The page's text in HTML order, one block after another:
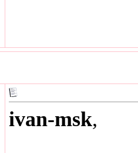
ivan-msk,